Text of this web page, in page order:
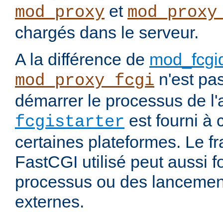
mod_proxy et
chargés dans le serveur.
A la différence de
mod_proxy_fcgi n'est
démarrer le processus de
fcgistarter est fourni à
certaines plateformes. Le
FastCGI utilisé peut aussi
processus ou des
externes.